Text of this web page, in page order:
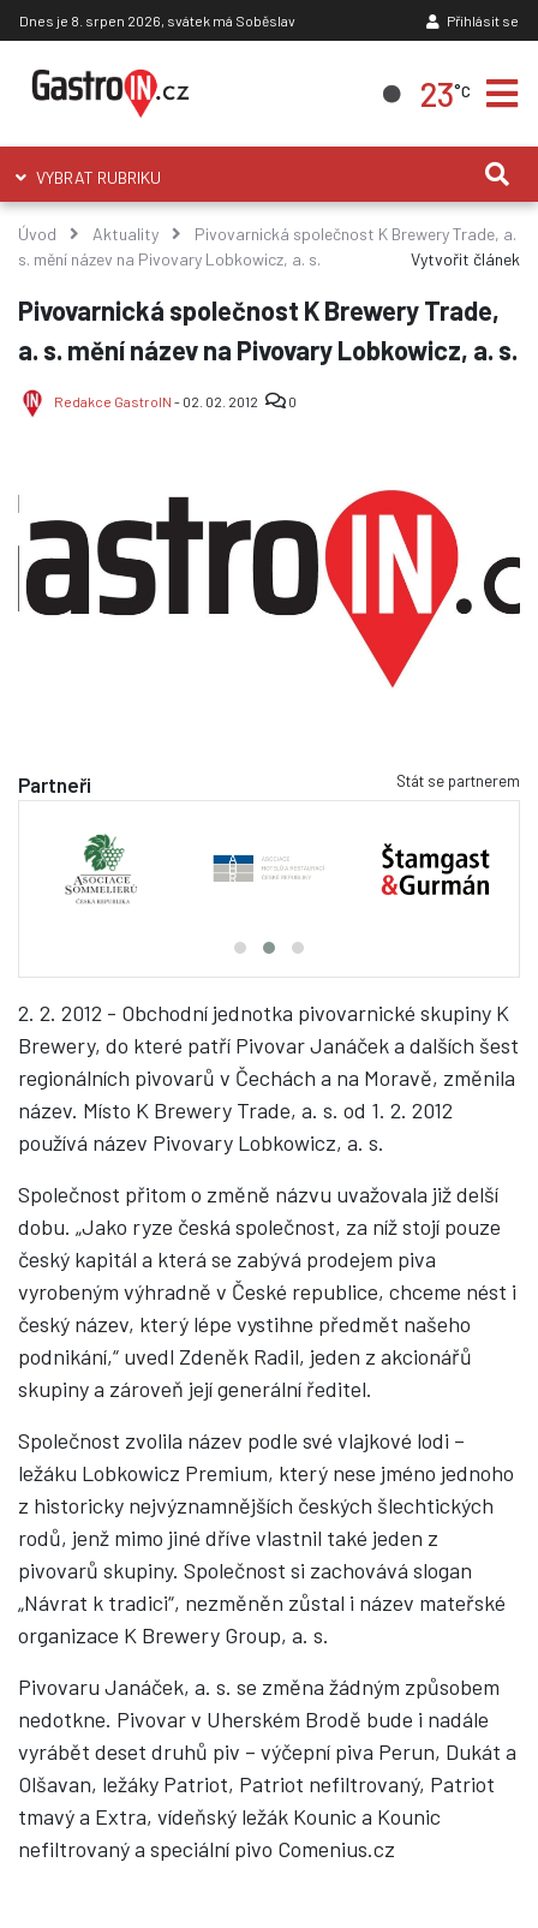
Dnes je 8. srpen 2026, svátek má Soběslav Přihlásit se
23°C
VYBRAT RUBRIKU
Úvod Aktuality
Pivovarnická společnost K Brewery Trade, a.
s. mění název na Pivovary Lobkowicz, a. s.
Vytvořit článek
Pivovarnická společnost K Brewery Trade,
a. s. mění název na Pivovary Lobkowicz, a. s.
Redakce GastroIN - 02. 02. 2012 0
Partneři Stát se partnerem
2. 2. 2012 - Obchodní jednotka pivovarnické skupiny K
Brewery, do které patří Pivovar Janáček a dalších šest
regionálních pivovarů v Čechách a na Moravě, změnila
název. Místo K Brewery Trade, a. s. od 1. 2. 2012
používá název Pivovary Lobkowicz, a. s.
Společnost přitom o změně názvu uvažovala již delší
dobu. „Jako ryze česká společnost, za níž stojí pouze
český kapitál a která se zabývá prodejem piva
vyrobeným výhradně v České republice, chceme nést i
český název, který lépe vystihne předmět našeho
podnikání,“ uvedl Zdeněk Radil, jeden z akcionářů
skupiny a zároveň její generální ředitel.
Společnost zvolila název podle své vlajkové lodi –
ležáku Lobkowicz Premium, který nese jméno jednoho
z historicky nejvýznamnějších českých šlechtických
rodů, jenž mimo jiné dříve vlastnil také jeden z
pivovarů skupiny. Společnost si zachovává slogan
„Návrat k tradici“, nezměněn zůstal i název mateřské
organizace K Brewery Group, a. s.
Pivovaru Janáček, a. s. se změna žádným způsobem
nedotkne. Pivovar v Uherském Brodě bude i nadále
vyrábět deset druhů piv – výčepní piva Perun, Dukát a
Olšavan, ležáky Patriot, Patriot nefiltrovaný, Patriot
tmavý a Extra, vídeňský ležák Kounic a Kounic
nefiltrovaný a speciální pivo Comenius.cz